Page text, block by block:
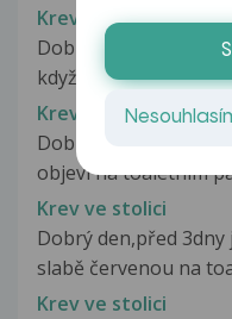
Krev ve stolici
Dobrý den, již pár
když se utřu je papír
Krev ve stolici
Dobrý den.jiz asi rok
objeví na toaletnim
Krev ve stolici
Dobrý den,před
slabě červenou na
Krev ve stolici